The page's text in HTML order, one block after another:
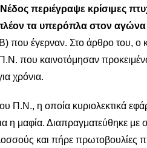
περιέγραψε κρίσιμες
τα υπερόπλα στον αγώνα
που έγερναν. Στο άρθρο του, ο
Π.Ν. που καινοτόμησαν
χρόνια.
Π.Ν., η οποία κυριολεκτικά
η μαφία. Διαπραγματεύθηκε με
και πήρε πρωτοβουλίες